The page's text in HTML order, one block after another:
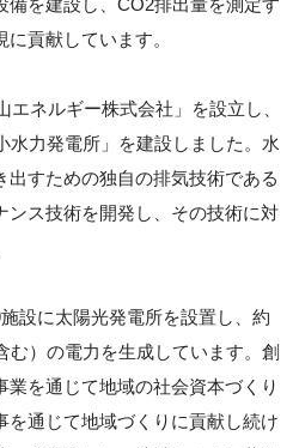
貢献しています。
ネルギー株式会社」を設立し、
水力発電所」を建設しました。水
出すための独自の排気技術である
ンス技術を開発し、その技術に対
設に太陽光発電所を設置し、約
む）の電力を生成しています。創
を通じて地域の社会資本づくり
を通じて地域づくりに貢献し続け